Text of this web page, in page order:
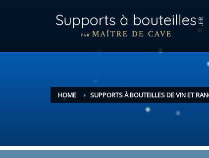
HOME SUPPORTS À BOUTEILLES DE VIN ET